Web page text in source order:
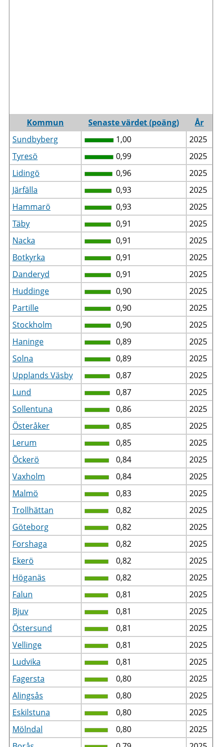
Kommun Senaste värdet (poäng)
År
Sundbyberg
1,00
2025
Tyresö
0,99
2025
Lidingö
0,96
2025
Järfälla
0,93
2025
Hammarö
0,93
2025
Täby
0,91
2025
Nacka
0,91
2025
Botkyrka
0,91
2025
Danderyd
0,91
2025
Huddinge
0,90
2025
Partille
0,90
2025
Stockholm
0,90
2025
Haninge
0,89
2025
Solna
0,89
2025
Upplands Väsby
0,87
2025
Lund
0,87
2025
Sollentuna
0,86
2025
Österåker
0,85
2025
Lerum
0,85
2025
Öckerö
0,84
2025
Vaxholm
0,84
2025
Malmö
0,83
2025
Trollhättan
0,82
2025
Göteborg
0,82
2025
Forshaga
0,82
2025
Ekerö
0,82
2025
Höganäs
0,82
2025
Falun
0,81
2025
Bjuv
0,81
2025
Östersund
0,81
2025
Vellinge
0,81
2025
Ludvika
0,81
2025
Fagersta
0,80
2025
Alingsås
0,80
2025
Eskilstuna
0,80
2025
Mölndal
0,80
2025